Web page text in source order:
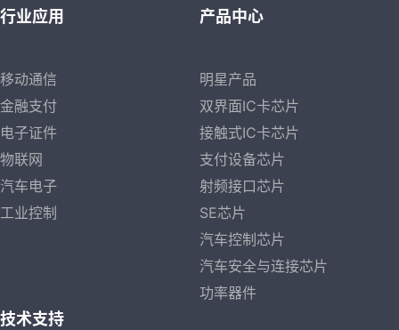
行业应用
移动通信
金融支付
电子证件
物联网
汽车电子
工业控制
产品中心
明星产品
双界面IC卡芯片
接触式IC卡芯片
支付设备芯片
射频接口芯片
SE芯片
汽车控制芯片
汽车安全与连接芯片
功率器件
技术支持